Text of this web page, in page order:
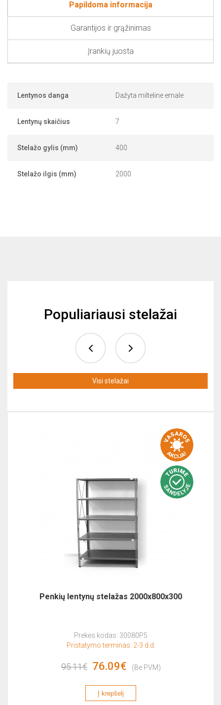
Papildoma informacija
Garantijos ir grąžinimas
Įrankių juosta
Lentynos danga Dažyta milteline emale
Lentynų skaičius 7
Stelažo gylis (mm) 400
Stelažo ilgis (mm) 2000
Populiariausi stelažai
Visi stelažai
Penkių lentynų stelažas 2000x800x300
Prekės kodas: 30080P5
Pristatymo terminas: 2-3 d.d.
95.11€ 76.09€ (Be PVM)
Į krepšelį